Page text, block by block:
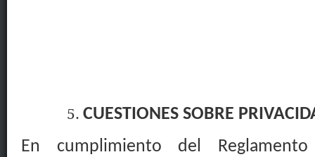
CUESTIONES SOBRE
En cumplimiento del